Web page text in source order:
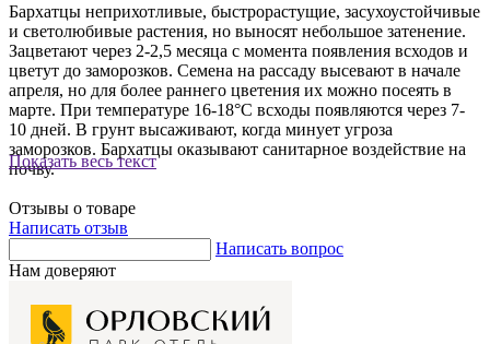
Показать весь текст
Бархатцы неприхотливые, быстрорастущие, засухоустойчивые
и светолюбивые растения, но выносят небольшое затенение.
Зацветают через 2-2,5 месяца с момента появления всходов и
цветут до заморозков. Семена на рассаду высевают в начале
апреля, но для более раннего цветения их можно посеять в
марте. При температуре 16-18°С всходы появляются через 7-
10 дней. В грунт высаживают, когда минует угроза
заморозков. Бархатцы оказывают санитарное воздействие на
почву.
Отзывы о товаре
Написать отзыв
Написать вопрос
Нам доверяют